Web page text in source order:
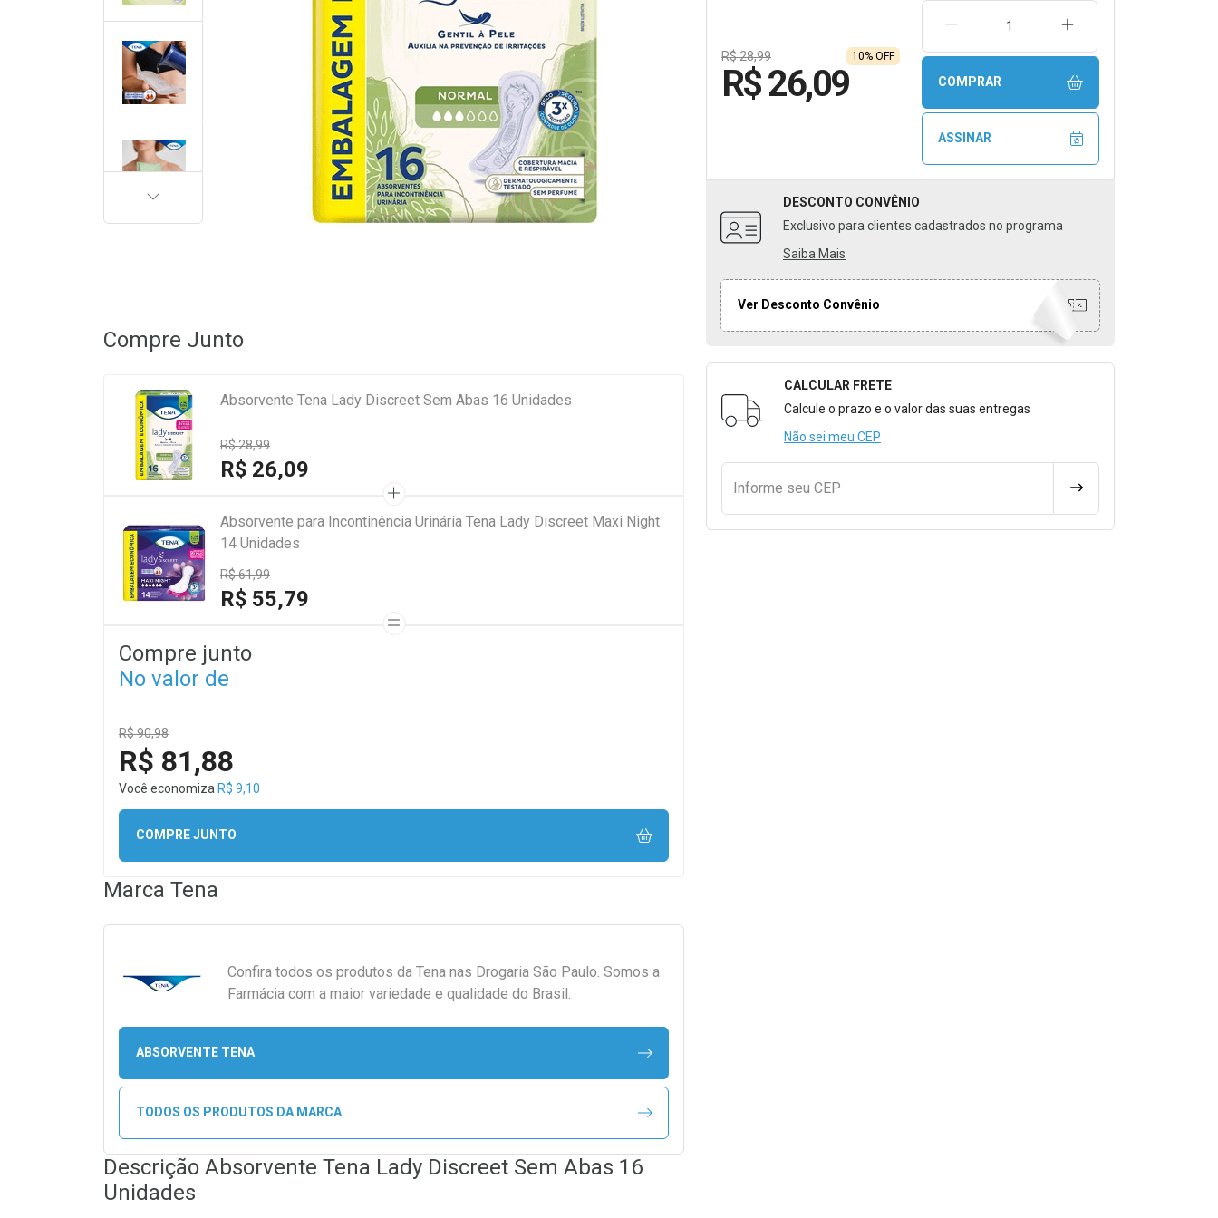
R$ 28,99 10% OFF
R$ 26,09
REMOVER UMA UNIDADEAUMENTAR UMA
COMPRAR
ASSINAR
DESCONTO CONVÊNIO
Exclusivo para clientes cadastrados no programa
Saiba Mais
Ver Desconto Convênio
Formulário para Calcular o Frete
CALCULAR FRETE
Calcule o prazo e o valor das suas entregas
Não sei meu CEP
Informe seu CEP CALCULAR FRETE
PRÓXIMA
Compre Junto
Absorvente Tena Lady Discreet Sem Abas 16 Unidades
R$ 28,99
R$ 26,09
Absorvente para Incontinência Urinária Tena Lady Discreet Maxi Night
14 Unidades
R$ 61,99
R$ 55,79
Compre junto
No valor de
R$ 90,98
R$ 81,88
Você economiza R$ 9,10
COMPRE JUNTO
Marca Tena
Confira todos os produtos da Tena nas Drogaria São Paulo. Somos a
Farmácia com a maior variedade e qualidade do Brasil.
ABSORVENTE TENA
TODOS OS PRODUTOS DA MARCA
Descrição Absorvente Tena Lady Discreet Sem Abas 16
Unidades